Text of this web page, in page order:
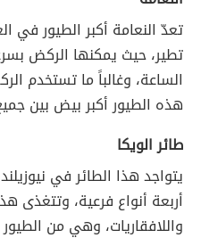
تعدّ النعامة أكبر الطيور في
الساعة، وغالباً ما تستخدم
هذه الطيور أكبر بيض بين
طائر الويكا
يتواجد هذا الطائر في
أربعة أنواع فرعية، وتتغذى
واللافقاريات، وهي من